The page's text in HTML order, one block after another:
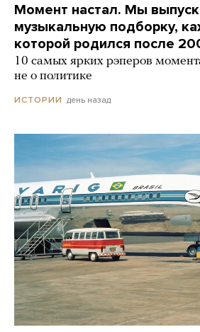
Момент настал. Мы
музыкальную подборку,
которой родился после
10 самых ярких рэперов
не о политике
ИСТОРИИ день назад